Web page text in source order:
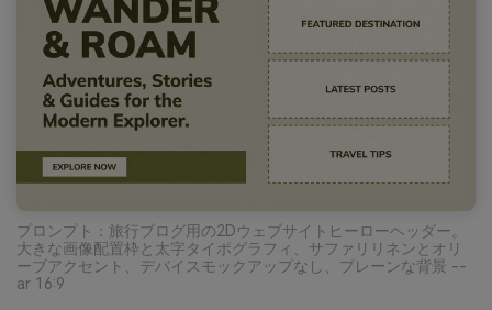
プロンプト：旅行ブログ用の2Dウェブサイトヒーローヘッダー。
大きな画像配置枠と太字タイポグラフィ、サファリリネンとオリ
ーブアクセント、デバイスモックアップなし、プレーンな背景 --
ar 16:9